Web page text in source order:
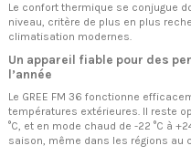
Le confort thermique se conjugue
niveau, critère de plus en plus
climatisation modernes.
Un appareil fiable pour des
l’année
Le GREE FM 36 fonctionne
températures extérieures. Il reste
°C, et en mode chaud de -22 °C à
saison, même dans les régions au